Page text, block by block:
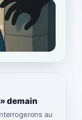
demain
au